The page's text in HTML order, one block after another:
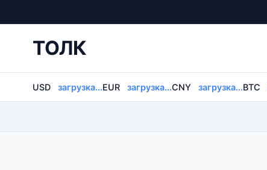
ТОЛК
USD загрузка...EUR загрузка...CNY загрузка...BTC